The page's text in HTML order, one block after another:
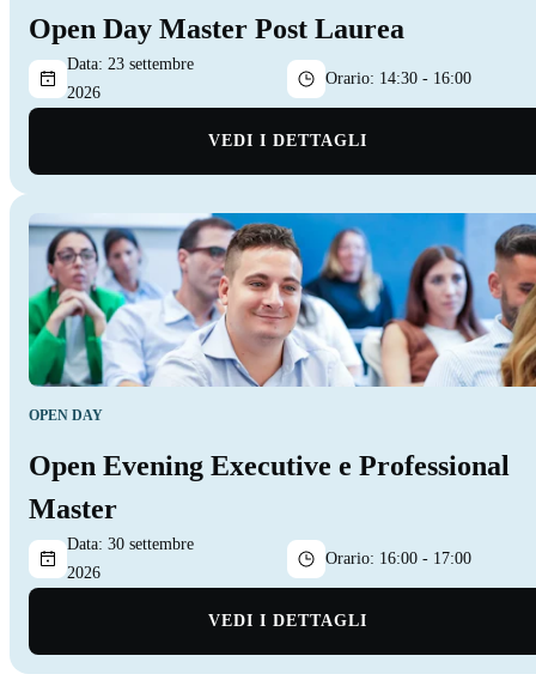
Open Day Master Post Laurea
Data: 23 settembre
2026
Orario: 14:30 - 16:00
VEDI I DETTAGLI
OPEN DAY
Open Evening Executive e Professional
Master
Data: 30 settembre
2026
Orario: 16:00 - 17:00
VEDI I DETTAGLI